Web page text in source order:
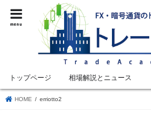
menu
トップページ 相場解説とニュース
HOME erriotto2